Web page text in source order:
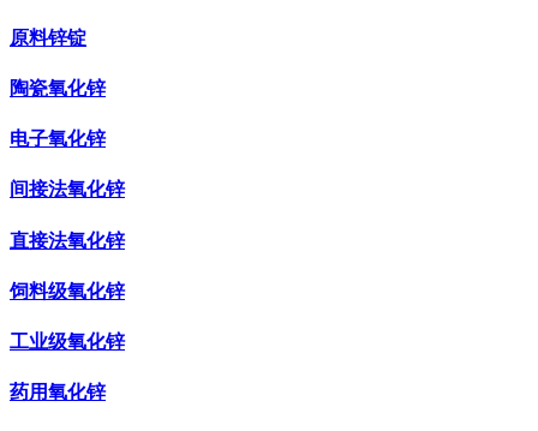
原料锌锭
陶瓷氧化锌
电子氧化锌
间接法氧化锌
直接法氧化锌
饲料级氧化锌
工业级氧化锌
药用氧化锌